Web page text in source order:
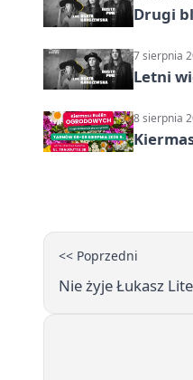
Drugi
7 sierpnia
Letni
8 sierpnia
<< Poprzedni
Nie żyje Łukasz